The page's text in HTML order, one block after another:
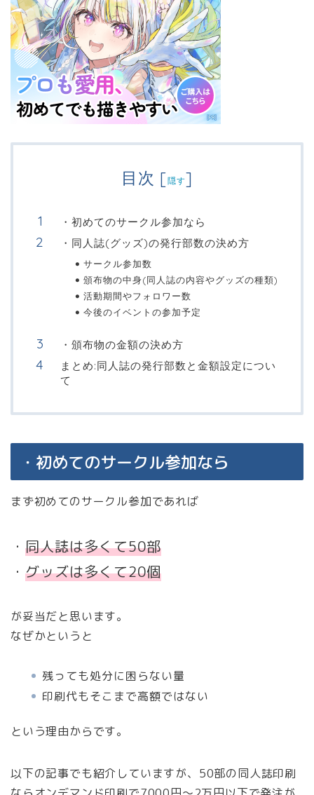
目次 [隠す]
・初めてのサークル参加なら
・同人誌(グッズ)の発行部数の決め方
サークル参加数
頒布物の中身(同人誌の内容やグッズの種類)
活動期間やフォロワー数
今後のイベントの参加予定
・頒布物の金額の決め方
まとめ:同人誌の発行部数と金額設定につい
て
・初めてのサークル参加なら
まず初めてのサークル参加であれば
・ 同人誌は多くて50部
・ グッズは多くて20個
が妥当だと思います。
なぜかというと
残っても処分に困らない量
印刷代もそこまで高額ではない
という理由からです。
以下の記事でも紹介していますが、50部の同人誌印刷